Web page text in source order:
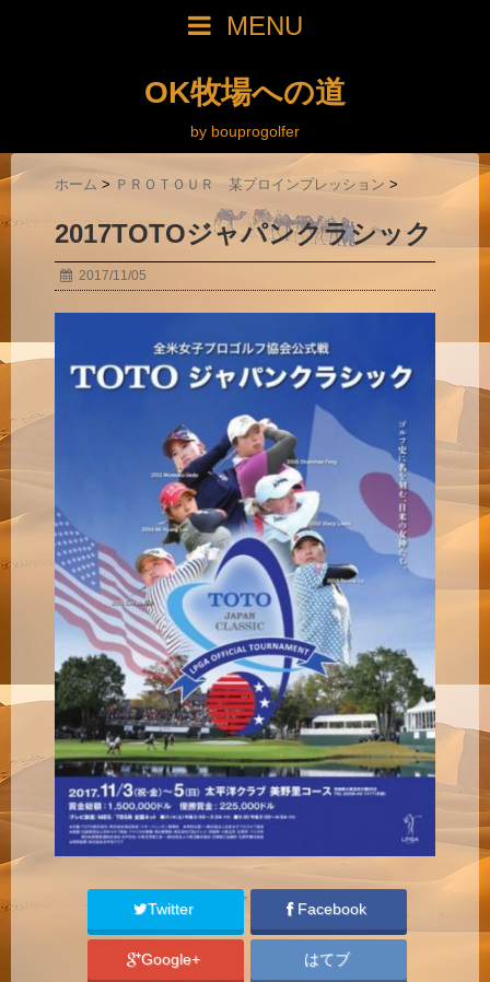
MENU
OK牧場への道
by bouprogolfer
ホーム > ＰＲＯＴＯＵＲ 某プロインプレッション >
2017TOTOジャパンクラシック
2017/11/05
Twitter Facebook
Google+ はてブ